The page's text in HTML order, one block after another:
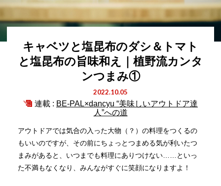
キャベツと塩昆布のダシ＆トマト
と塩昆布の旨味和え｜植野流カンタ
ンつまみ①
2022.10.05
連載 : BE-PAL×dancyu “美味しいアウトドア達
人”への道
アウトドアでは気合の入った大物（？）の料理をつくるの
もいいのですが、その前にちょっとつまめる気が利いたつ
まみがあると、いつまでも料理にありつけない……といっ
た不満もなくなり、みんながすぐに笑顔になりますよ！